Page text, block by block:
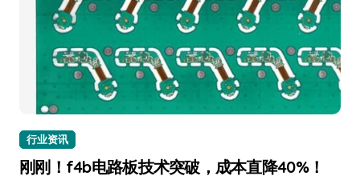
行业资讯
刚刚！f4b电路板技术突破，成本直降40%！